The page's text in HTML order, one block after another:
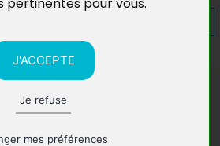
J'ACCEPTE
Je refuse
mes préférences